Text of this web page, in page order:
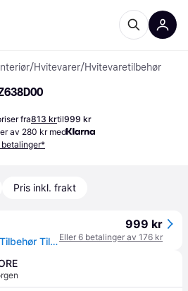
/Hvitevarer/Hvitevaretilbehør
fra813 krtil999 kr
av 280 kr med
Pris inkl. frakt
Siemens HZ638D00 Tilbehør Til Ovner
999 kr
Eller 6 betalinger av 176 kr